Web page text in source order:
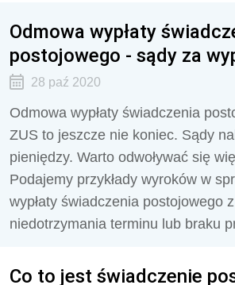
Odmowa wypłaty
postojowego - sądy za
28 paź 2020
Odmowa wypłaty świadczenia
ZUS to jeszcze nie koniec. Sądy
pieniędzy. Warto odwoływać się
Podajemy przykłady wyroków w
wypłaty świadczenia postojowego
niedotrzymania terminu lub braku
Co to jest świadczenie